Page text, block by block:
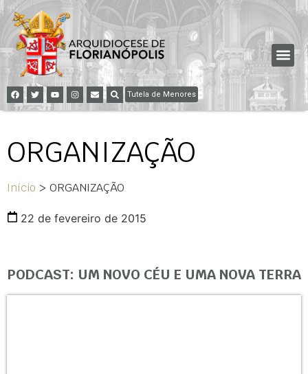
Tutela de Menores
ORGANIZAÇÃO
Início > ORGANIZAÇÃO
22 de fevereiro de 2015
PODCAST: UM NOVO CÉU E UMA NOVA TERRA